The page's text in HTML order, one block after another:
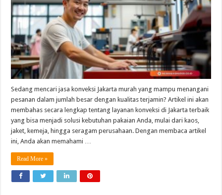
Sedang mencari jasa konveksi Jakarta murah yang mampu menangani
pesanan dalam jumlah besar dengan kualitas terjamin? Artikel ini akan
membahas secara lengkap tentang layanan konveksi di Jakarta terbaik
yang bisa menjadi solusi kebutuhan pakaian Anda, mulai dari kaos,
jaket, kemeja, hingga seragam perusahaan. Dengan membaca artikel
ini, Anda akan memahami …
Read More »